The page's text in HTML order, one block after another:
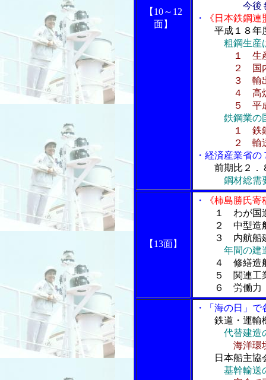
【10～12
面】
今後
・
《日本鉄鋼連
平成１８年
粗鋼生産
１ 生
２ 国内
３ 輸出
４ 高炉大
５ 平成１
鉄鋼業の
１ 鉄
２ 輸送
・経済産業省
前期比２．
鋼材総需
【13面】
・
《柿島勝氏寄
１ わが国
２ 中型造船
３ 内航船建
年間の建
４ 修繕造
５ 関連工
６ 労働力
・「海の日」
鉄道・運
代替建造
海洋環
日本船主
基幹輸送